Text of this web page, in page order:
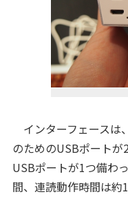
インターフェースは
のためのUSBポート
USBポートが1つ備わ
間、連読動作時間は約